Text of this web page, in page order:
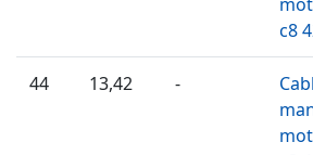
c8
44 13,42 -